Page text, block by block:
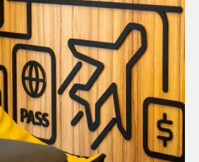
brasileiro com cashback